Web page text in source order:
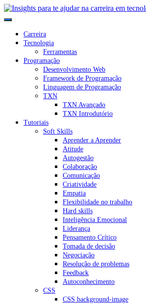
Carreira
Tecnologia
Ferramentas
Programação
Desenvolvimento Web
Framework de Programação
Linguagem de Programação
TXN
TXN Avançado
TXN Introdutório
Tutoriais
Soft Skills
Aprender a Aprender
Atitude
Autogestão
Colaboração
Comunicação
Criatividade
Empatia
Flexibilidade no trabalho
Hard skills
Inteligência Emocional
Liderança
Pensamento Crítico
Tomada de decisão
Negociação
Resolução de problemas
Feedback
Autoconhecimento
CSS
CSS background-image